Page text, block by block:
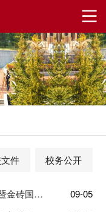
件 校务公开
用技能竞赛”三等奖
09-05